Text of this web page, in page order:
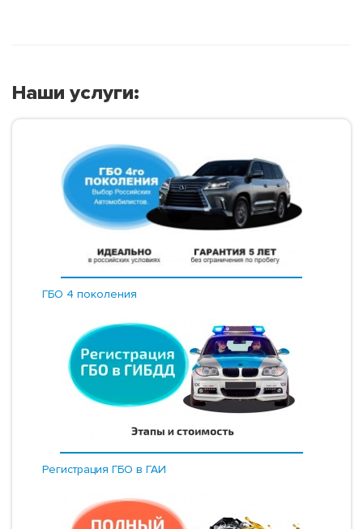
Наши услуги:
ГБО 4 поколения
Регистрация ГБО в ГАИ